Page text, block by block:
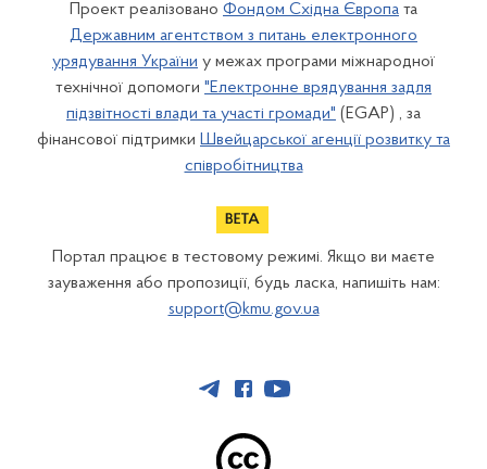
Проект реалізовано Фондом Східна Європа та
Державним агентством з питань електронного
урядування України у межах програми міжнародної
технічної допомоги "Електронне врядування задля
підзвітності влади та участі громади" (EGAP) , за
фінансової підтримки Швейцарської агенції розвитку та
співробітництва
Портал працює в тестовому режимі. Якщо ви маєте
зауваження або пропозиції, будь ласка, напишіть нам:
support@kmu.gov.ua